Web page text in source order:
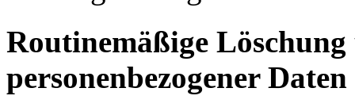
Routinemäßige
personenbezogener Daten